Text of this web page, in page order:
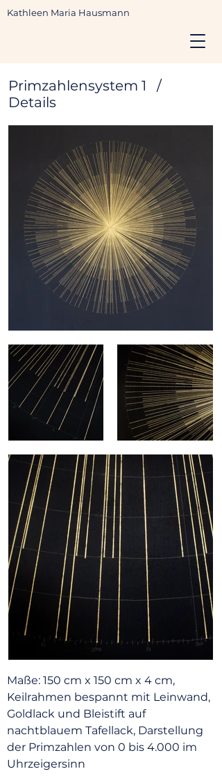
Kathleen Maria Hausmann
Primzahlensystem 1 /
Details
Maße: 150 cm x 150 cm x 4 cm,
Keilrahmen bespannt mit Leinwand,
Goldlack und Bleistift auf
nachtblauem Tafellack, Darstellung
der Primzahlen von 0 bis 4.000 im
Uhrzeigersinn